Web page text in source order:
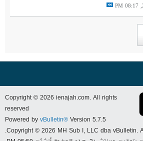
Copyright © 2026 ienajah.com. All rights
reserved
Powered byvBulletin®Version 5.7.5
Copyright © 2026 MH Sub I, LLC dba vBulletin.